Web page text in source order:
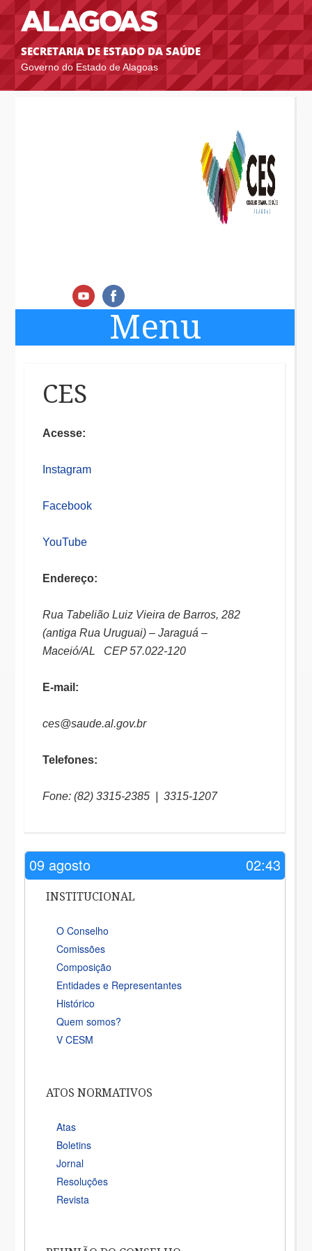
SECRETARIA DE ESTADO DA SAÚDE
Governo do Estado de Alagoas
Menu
CES
Acesse:
Instagram
Facebook
YouTube
Endereço:
Rua Tabelião Luiz Vieira de Barros, 282
(antiga Rua Uruguai) – Jaraguá –
Maceió/AL CEP 57.022-120
E-mail:
ces@saude.al.gov.br
Telefones:
Fone: (82) 3315-2385 | 3315-1207
09 agosto 02:43
INSTITUCIONAL
O Conselho
Comissões
Composição
Entidades e Representantes
Histórico
Quem somos?
V CESM
ATOS NORMATIVOS
Atas
Boletins
Jornal
Resoluções
Revista